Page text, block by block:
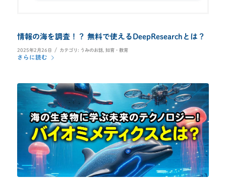
情報の海を調査！？ 無料で使えるDeepResearchとは？
2025年2月26日 / カテゴリ: うみのお話, 知育・教育
さらに読む